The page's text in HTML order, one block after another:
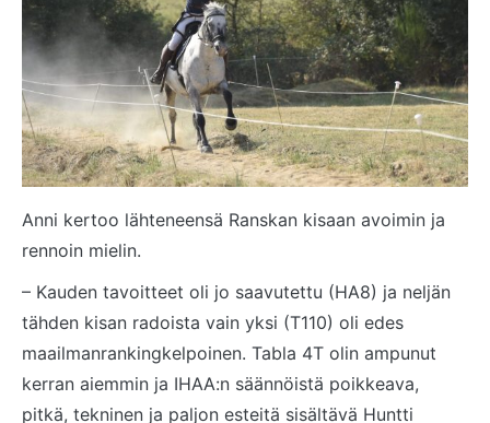
Anni kertoo lähteneensä Ranskan kisaan avoimin ja
rennoin mielin.
– Kauden tavoitteet oli jo saavutettu (HA8) ja neljän
tähden kisan radoista vain yksi (T110) oli edes
maailmanrankingkelpoinen. Tabla 4T olin ampunut
kerran aiemmin ja IHAA:n säännöistä poikkeava,
pitkä, tekninen ja paljon esteitä sisältävä Huntti